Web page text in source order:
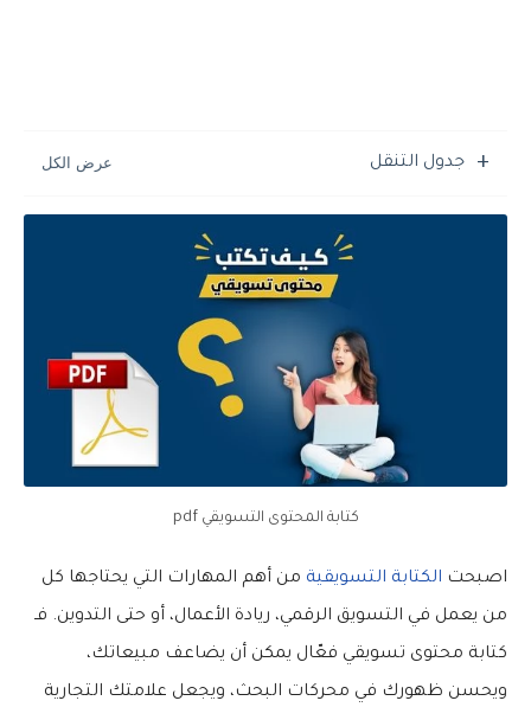
جدول التنقل
كتابة المحتوى التسويقي pdf
اصبحت الكتابة التسويقية من أهم المهارات التي يحتاجها كل
من يعمل في التسويق الرقمي، ريادة الأعمال، أو حتى التدوين. فـ
كتابة محتوى تسويقي فعّال يمكن أن يضاعف مبيعاتك،
ويحسن ظهورك في محركات البحث، ويجعل علامتك التجارية